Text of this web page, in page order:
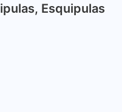
Esquipulas